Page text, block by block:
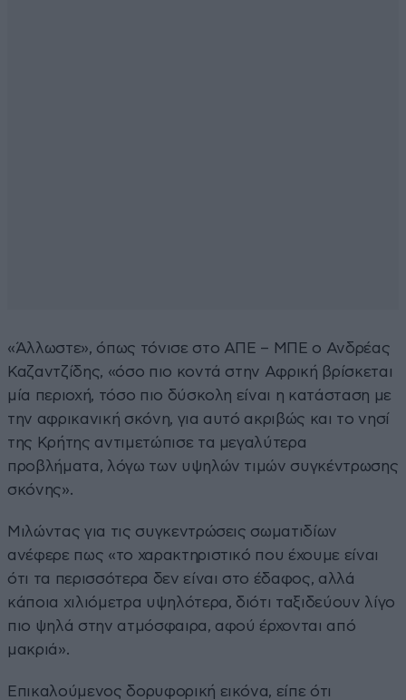
«Άλλωστε», όπως τόνισε στο ΑΠΕ – ΜΠΕ ο Ανδρέας
Καζαντζίδης, «όσο πιο κοντά στην Αφρική βρίσκεται
μία περιοχή, τόσο πιο δύσκολη είναι η κατάσταση με
την αφρικανική σκόνη, για αυτό ακριβώς και το νησί
της Κρήτης αντιμετώπισε τα μεγαλύτερα
προβλήματα, λόγω των υψηλών τιμών συγκέντρωσης
σκόνης».
Μιλώντας για τις συγκεντρώσεις σωματιδίων
ανέφερε πως «το χαρακτηριστικό που έχουμε είναι
ότι τα περισσότερα δεν είναι στο έδαφος, αλλά
κάποια χιλιόμετρα υψηλότερα, διότι ταξιδεύουν λίγο
πιο ψηλά στην ατμόσφαιρα, αφού έρχονται από
μακριά».
Επικαλούμενος δορυφορική εικόνα, είπε ότι